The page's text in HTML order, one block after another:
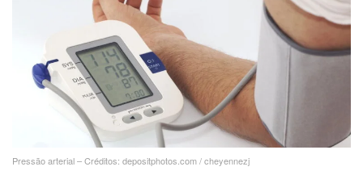
Pressão arterial – Créditos: depositphotos.com / cheyennezj